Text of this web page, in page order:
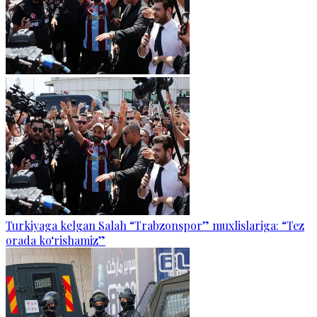
Turkiyaga kelgan Salah “Trabzonspor” muxlislariga: “Tez
orada ko‘rishamiz”